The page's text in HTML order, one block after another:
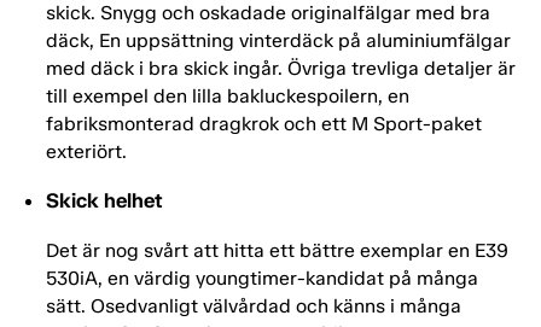
skick. Snygg och oskadade originalfälgar med bra
däck, En uppsättning vinterdäck på aluminiumfälgar
med däck i bra skick ingår. Övriga trevliga detaljer är
till exempel den lilla bakluckespoilern, en
fabriksmonterad dragkrok och ett M Sport-paket
exteriört.
Skick helhet
Det är nog svårt att hitta ett bättre exemplar en E39
530iA, en värdig youngtimer-kandidat på många
sätt. Osedvanligt välvårdad och känns i många